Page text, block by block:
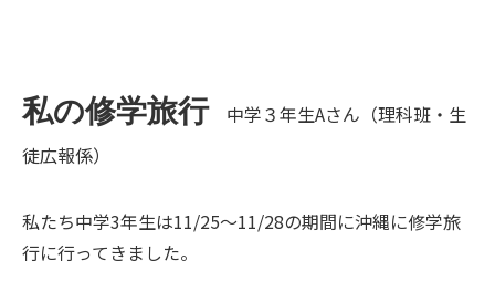
私の修学旅行中学３年生Aさん（理科班・生
徒広報係）
私たち中学3年生は11/25〜11/28の期間に沖縄に修学旅
行に行ってきました。